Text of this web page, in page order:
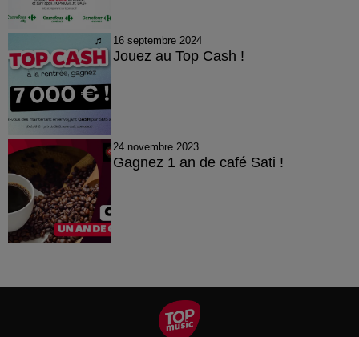
16 septembre 2024
Jouez au Top Cash !
24 novembre 2023
Gagnez 1 an de café Sati !